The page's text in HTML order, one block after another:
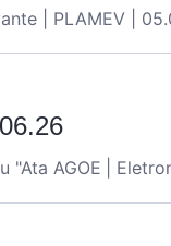
| PLAMEV |
"Ata AGOE |